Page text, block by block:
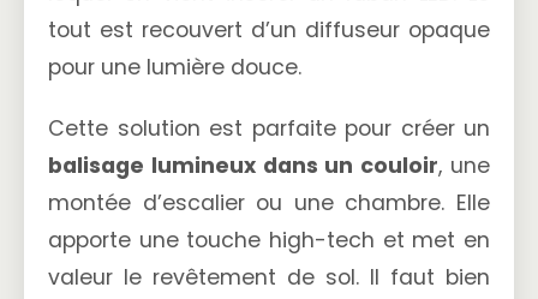
tout est recouvert d’un diffuseur opaque
pour une lumière douce.
Cette solution est parfaite pour créer un
balisage lumineux dans un couloir, une
montée d’escalier ou une chambre. Elle
apporte une touche high-tech et met en
valeur le revêtement de sol. Il faut bien